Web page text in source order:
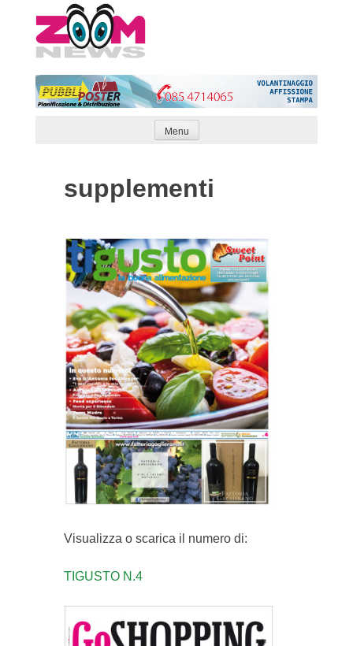
to
content
Menu
supplementi
Visualizza o scarica il numero di:
TIGUSTO N.4